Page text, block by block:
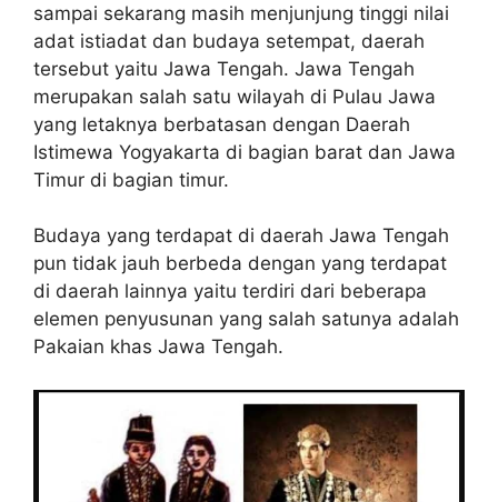
sampai sekarang masih menjunjung tinggi nilai
adat istiadat dan budaya setempat, daerah
tersebut yaitu Jawa Tengah. Jawa Tengah
merupakan salah satu wilayah di Pulau Jawa
yang letaknya berbatasan dengan Daerah
Istimewa Yogyakarta di bagian barat dan Jawa
Timur di bagian timur.
Budaya yang terdapat di daerah Jawa Tengah
pun tidak jauh berbeda dengan yang terdapat
di daerah lainnya yaitu terdiri dari beberapa
elemen penyusunan yang salah satunya adalah
Pakaian khas Jawa Tengah.